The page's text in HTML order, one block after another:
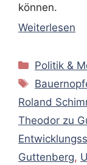
können.
Weiterlesen
Kategorien
Politik &
Roland
Theodor zu
Guttenberg,